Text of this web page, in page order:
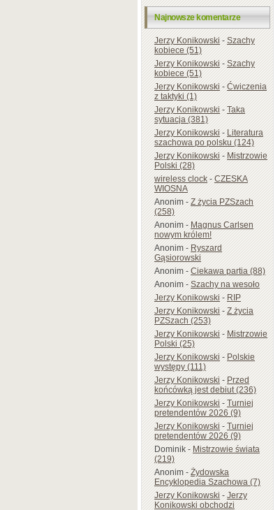
Najnowsze komentarze
Jerzy Konikowski-Szachy
kobiece (51)
Jerzy Konikowski-Szachy
kobiece (51)
Jerzy Konikowski-Ćwiczenia
z taktyki (1)
Jerzy Konikowski-Taka
sytuacja (381)
Jerzy Konikowski-Literatura
szachowa po polsku (124)
Jerzy Konikowski-Mistrzowie
Polski (28)
wireless clock-CZESKA
WIOSNA
Anonim-Z życia PZSzach
(258)
Anonim-Magnus Carlsen
nowym królem!
Anonim-Ryszard
Gąsiorowski
Anonim-Ciekawa partia (88)
Anonim-Szachy na wesoło
Jerzy Konikowski-RIP
Jerzy Konikowski-Z życia
PZSzach (253)
Jerzy Konikowski-Mistrzowie
Polski (25)
Jerzy Konikowski-Polskie
występy (111)
Jerzy Konikowski-Przed
końcówką jest debiut (236)
Jerzy Konikowski-Turniej
pretendentów 2026 (9)
Jerzy Konikowski-Turniej
pretendentów 2026 (9)
Dominik-Mistrzowie świata
(219)
Anonim-Żydowska
Encyklopedia Szachowa (7)
Jerzy Konikowski-Jerzy
Konikowski obchodzi